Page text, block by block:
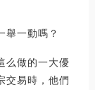
舉一動嗎？
么做的一大優
交易時，他們